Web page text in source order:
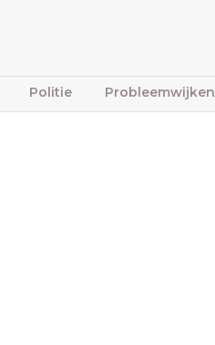
Politie Probleemwijken